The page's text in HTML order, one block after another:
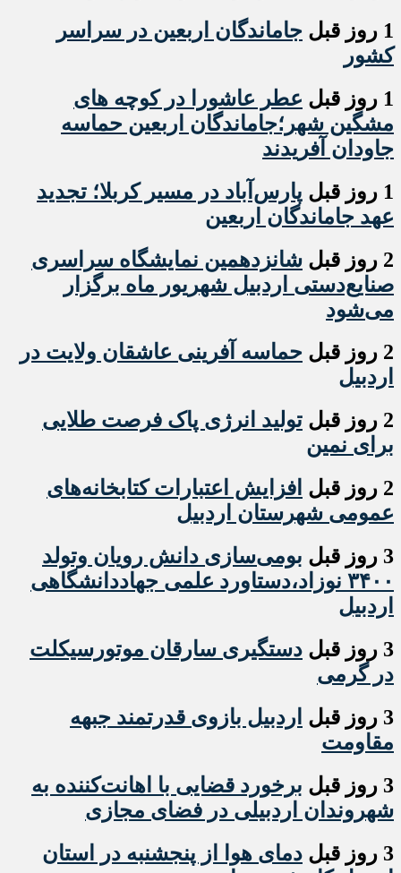
1 روز قبل
جاماندگان اربعین در سراسر
کشور
1 روز قبل
عطر عاشورا در کوچه های
مشگین شهر؛جاماندگان اربعین حماسه
جاودان آفریدند
1 روز قبل
پارس‌آباد در مسیر کربلا؛ تجدید
عهد جاماندگان اربعین
2 روز قبل
شانزدهمین نمایشگاه سراسری
صنایع‌دستی اردبیل شهریور ماه برگزار
می‌شود
2 روز قبل
حماسه آفرینی عاشقان ولایت در
اردبیل
2 روز قبل
تولید انرژی پاک فرصت طلایی
برای نمین
2 روز قبل
افزایش اعتبارات کتابخانه‌های
عمومی شهرستان اردبیل
3 روز قبل
بومی‌سازی دانش رویان وتولد
۳۴۰۰ نوزاد،دستاورد علمی جهاددانشگاهی
اردبیل
3 روز قبل
دستگیری سارقان موتورسیکلت
در گرمی
3 روز قبل
اردبیل بازوی قدرتمند جبهه
مقاومت
3 روز قبل
برخورد قضایی با اهانت‌کننده به
شهروندان اردبیلی در فضای مجازی
3 روز قبل
دمای هوا از پنجشنبه در استان